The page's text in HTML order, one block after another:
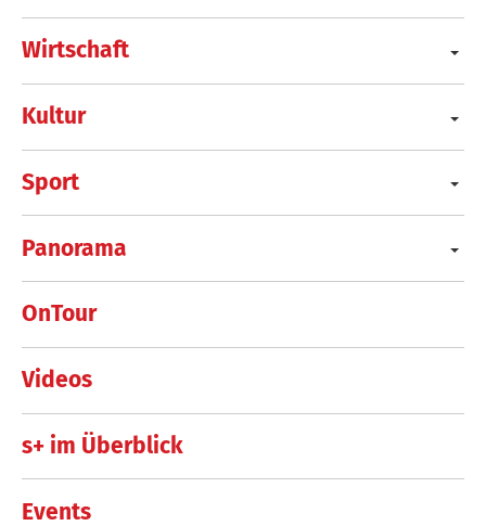
Wirtschaft
Kultur
Sport
Panorama
OnTour
Videos
s+ im Überblick
Events